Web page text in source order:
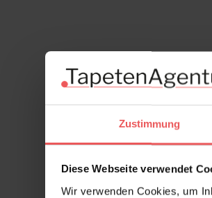
Zustimmung
Diese Webseite verwendet
Wir verwenden Cookies, um